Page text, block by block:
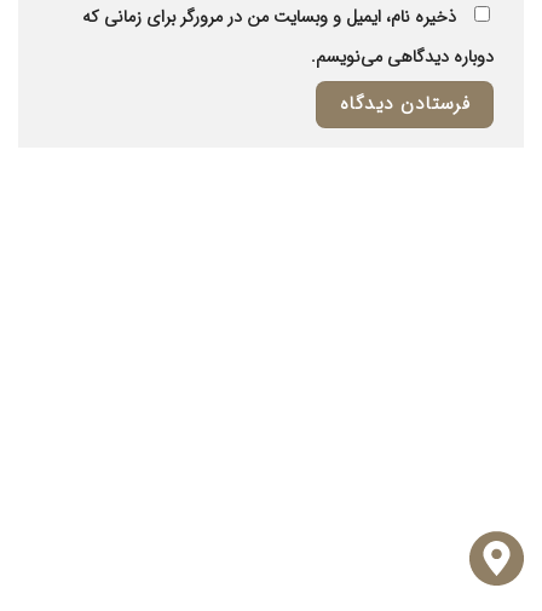
ذخیره نام، ایمیل و وبسایت من در مرورگر برای زمانی که
دوباره دیدگاهی می‌نویسم.